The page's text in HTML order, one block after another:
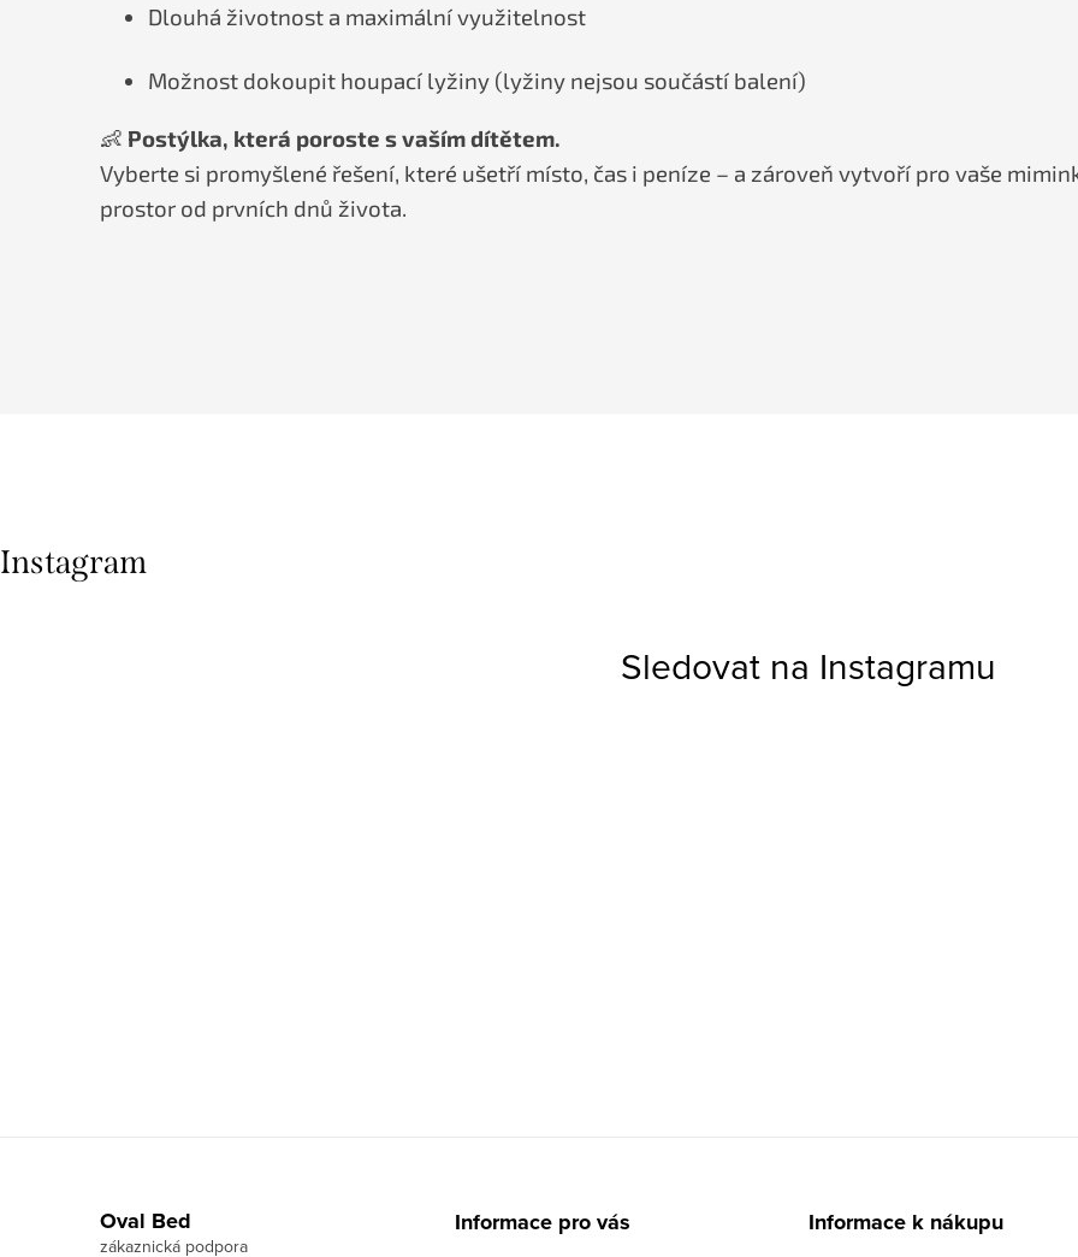
Dlouhá životnost a maximální využitelnost
Možnost dokoupit houpací lyžiny (lyžiny nejsou součástí balení)
👶 Postýlka, která poroste s vaším dítětem.
Vyberte si promyšlené řešení, které ušetří místo, čas i peníze – a zároveň vytvoří pro vaše
prostor od prvních dnů života.
Instagram
Sledovat na Instagramu
Oval Bed Informace pro vás Informace k nákupu